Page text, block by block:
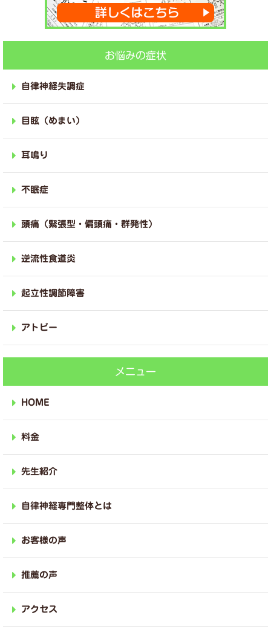
お悩みの症状
自律神経失調症
目眩（めまい）
耳鳴り
不眠症
頭痛（緊張型・偏頭痛・群発性）
逆流性食道炎
起立性調節障害
アトピー
メニュー
HOME
料金
先生紹介
自律神経専門整体とは
お客様の声
推薦の声
アクセス